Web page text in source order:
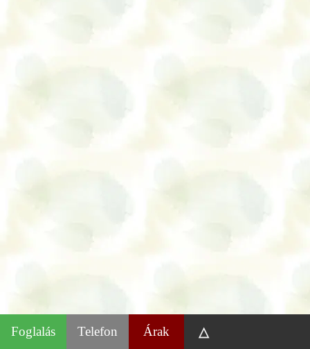
Foglalás Telefon Árak △